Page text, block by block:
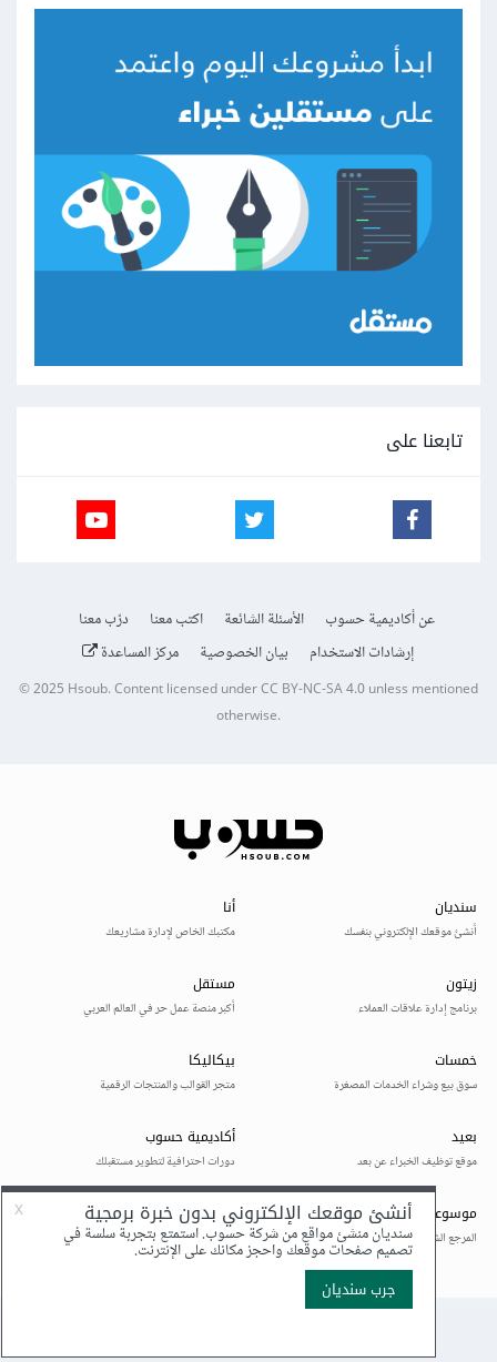
تابعنا على
عن أكاديمية حسوب الأسئلة الشائعة اكتب معنا
درّب معنا
إرشادات الاستخدام
بيان الخصوصية مركز المساعدة
© 2025Hsoub.Content licensed underCC BY-NC-SA 4.0unless mentioned
otherwise.